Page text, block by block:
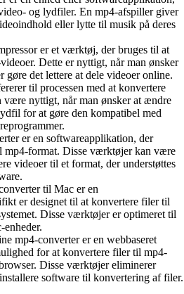
og lydfiler. En mp4-afspiller giver
eller lytte til musik på deres
er et værktøj, der bruges til at
Dette er nyttigt, når man ønsker
gøre det lettere at dele videoer online.
til processen med at konvertere
nyttigt, når man ønsker at ændre
for at gøre den kompatibel med
er en softwareapplikation, der
mp4-format. Disse værktøjer kan være
videoer til et format, der understøttes
til Mac er en
er designet til at konvertere filer til
Disse værktøjer er optimeret til
mp4-converter er en webbaseret
for at konvertere filer til mp4-
Disse værktøjer eliminerer
software til konvertering af filer.